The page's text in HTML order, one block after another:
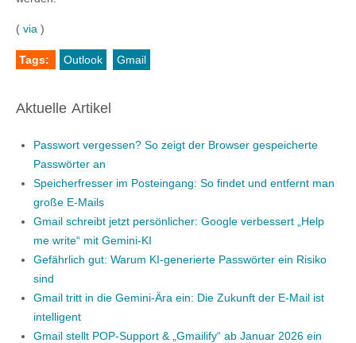
( via )
Tags: Outlook Gmail
Aktuelle Artikel
Passwort vergessen? So zeigt der Browser gespeicherte
Passwörter an
Speicherfresser im Posteingang: So findet und entfernt man
große E-Mails
Gmail schreibt jetzt persönlicher: Google verbessert „Help
me write“ mit Gemini-KI
Gefährlich gut: Warum KI-generierte Passwörter ein Risiko
sind
Gmail tritt in die Gemini-Ära ein: Die Zukunft der E-Mail ist
intelligent
Gmail stellt POP-Support & „Gmailify“ ab Januar 2026 ein